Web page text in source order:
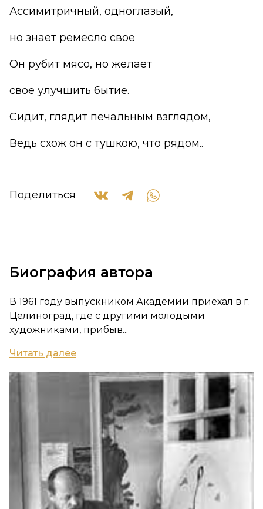
Ассимитричный, одноглазый,
но знает ремесло свое
Он рубит мясо, но желает
свое улучшить бытие.
Сидит, глядит печальным взглядом,
Ведь схож он с тушкою, что рядом..
Поделиться
Биография автора
В 1961 году выпускником Академии приехал в г.
Целиноград, где с другими молодыми
художниками, прибыв...
Читать далее